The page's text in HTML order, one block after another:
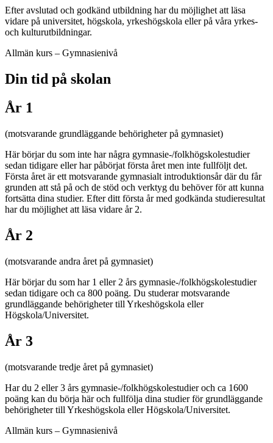
Efter avslutad och godkänd utbildning har du möjlighet att läsa
vidare på universitet, högskola, yrkeshögskola eller på våra yrkes-
och kulturutbildningar.
Allmän kurs – Gymnasienivå
Din tid på skolan
År 1
(motsvarande grundläggande behörigheter på gymnasiet)
Här börjar du som inte har några gymnasie-/folkhögskolestudier
sedan tidigare eller har påbörjat första året men inte fullföljt det.
Första året är ett motsvarande gymnasialt introduktionsår där du får
grunden att stå på och de stöd och verktyg du behöver för att kunna
fortsätta dina studier. Efter ditt första år med godkända studieresultat
har du möjlighet att läsa vidare år 2.
År 2
(motsvarande andra året på gymnasiet)
Här börjar du som har 1 eller 2 års gymnasie-/folkhögskolestudier
sedan tidigare och ca 800 poäng. Du studerar motsvarande
grundläggande behörigheter till Yrkeshögskola eller
Högskola/Universitet.
År 3
(motsvarande tredje året på gymnasiet)
Har du 2 eller 3 års gymnasie-/folkhögskolestudier och ca 1600
poäng kan du börja här och fullfölja dina studier för grundläggande
behörigheter till Yrkeshögskola eller Högskola/Universitet.
Allmän kurs – Gymnasienivå